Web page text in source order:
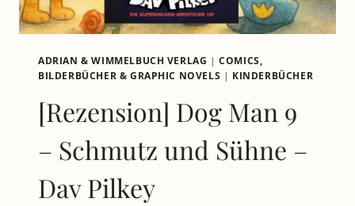
ADRIAN & WIMMELBUCH VERLAG |COMICS,
BILDERBÜCHER & GRAPHIC NOVELS | KINDERBÜCHER
[Rezension] Dog Man 9
– Schmutz und Sühne –
Dav Pilkey